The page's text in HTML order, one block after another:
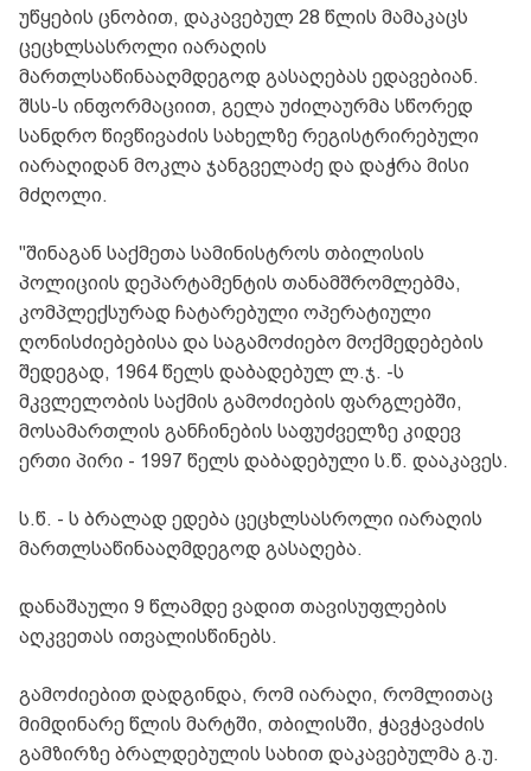
უწყების ცნობით, დაკავებულ 28 წლის მამაკაცს
ცეცხლსასროლი იარაღის
მართლსაწინააღმდეგოდ გასაღებას ედავებიან.
შსს-ს ინფორმაციით, გელა უძილაურმა სწორედ
სანდრო წივწივაძის სახელზე რეგისტრირებული
იარაღიდან მოკლა ჯანგველაძე და დაჭრა მისი
მძღოლი.
"შინაგან საქმეთა სამინისტროს თბილისის
პოლიციის დეპარტამენტის თანამშრომლებმა,
კომპლექსურად ჩატარებული ოპერატიული
ღონისძიებებისა და საგამოძიებო მოქმედებების
შედეგად, 1964 წელს დაბადებულ ლ.ჯ. -ს
მკვლელობის საქმის გამოძიების ფარგლებში,
მოსამართლის განჩინების საფუძველზე კიდევ
ერთი პირი - 1997 წელს დაბადებული ს.წ. დააკავეს.
ს.წ. - ს ბრალად ედება ცეცხლსასროლი იარაღის
მართლსაწინააღმდეგოდ გასაღება.
დანაშაული 9 წლამდე ვადით თავისუფლების
აღკვეთას ითვალისწინებს.
გამოძიებით დადგინდა, რომ იარაღი, რომლითაც
მიმდინარე წლის მარტში, თბილისში, ჭავჭავაძის
გამზირზე ბრალდებულის სახით დაკავებულმა გ.უ.